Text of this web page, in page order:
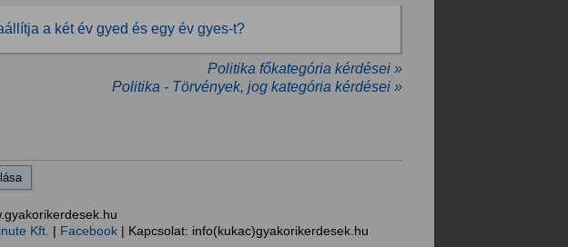
a két év gyed és egy év gyes-t?
Politika főkategória kérdései »
Politika - Törvények, jog kategória kérdései »
Kft. | Facebook| Kapcsolat: info(kukac)gyakorikerdesek.hu